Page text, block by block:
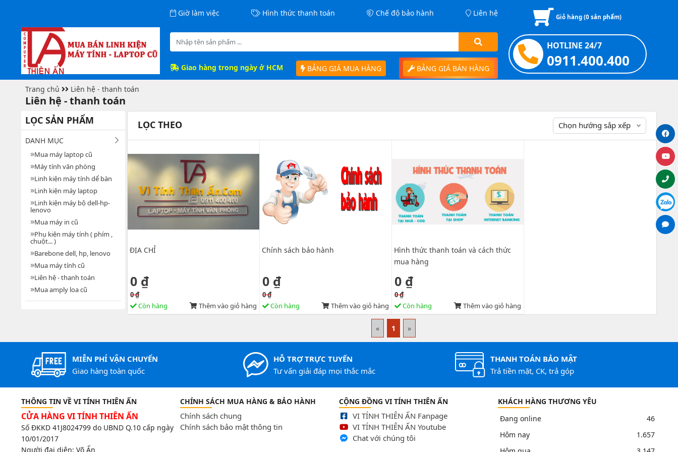
Giờ làm việc Hình thức thanh toán Chế độ bảo hành Liên hệ
Giao hàng trong ngày ở HCM BẢNG GIÁ MUA HÀNG BẢNG GIÁ BÁN HÀNG
Giỏ hàng (0 sản phẩm)
HOTLINE 24/7
0911.400.400
Trang chủ Liên hệ - thanh toán
Liên hệ - thanh toán
LỌC SẢN PHẨM
DANH MỤC
Mua máy laptop cũ
Máy tính văn phòng
Linh kiện máy tính dể bàn
Linh kiện máy laptop
Linh kiện máy bộ dell-hp-
lenovo
Mua máy in cũ
Phụ kiện máy tính ( phím ,
chuột... )
Barebone dell, hp, lenovo
Mua máy tính cũ
Liên hệ - thanh toán
Mua amply loa cũ
LỌC THEO Chọn hướng sắp xếp
ĐỊA CHỈ
0 ₫
0 ₫
Còn hàng
Thêm vào giỏ hàng
Chính sách bảo hành
0 ₫
0 ₫
Còn hàng
Thêm vào giỏ hàng
Hình thức thanh toán và cách thức
mua hàng
0 ₫
0 ₫
Còn hàng
Thêm vào giỏ hàng
« 1 »
MIỄN PHÍ VẬN CHUYỂN
Giao hàng toàn quốc
HỖ TRỢ TRỰC TUYẾN
Tư vấn giải đáp mọi thắc mắc
THANH TOÁN BẢO MẬT
Trả tiền mặt, CK, trả góp
THÔNG TIN VỀ VI TÍNH THIÊN ẤN
CỬA HÀNG VI TÍNH THIÊN ẤN
Số ĐKKD 41J8024799 do UBND Q.10 cấp ngày
10/01/2017
Người đại diện: Võ Ấn
CHÍNH SÁCH MUA HÀNG & BẢO HÀNH
Chính sách chung
Chính sách bảo mật thông tin
CỘNG ĐỒNG VI TÍNH THIÊN ẤN
VI TÍNH THIÊN ẤN Fanpage
VI TÍNH THIÊN ẤN Youtube
Chat với chúng tôi
KHÁCH HÀNG THƯƠNG YÊU
Đang online
46
Hôm nay
1.657